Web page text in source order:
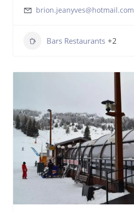
brion.jeanyves@hotmail.com
Bars Restaurants +2